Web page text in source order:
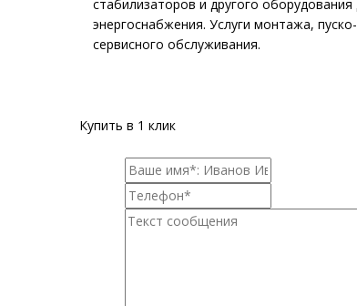
стабилизаторов и другого оборудования
энергоснабжения. Услуги монтажа,
сервисного обслуживания.
Купить в 1 клик